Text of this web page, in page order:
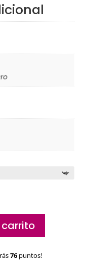
76 puntos!